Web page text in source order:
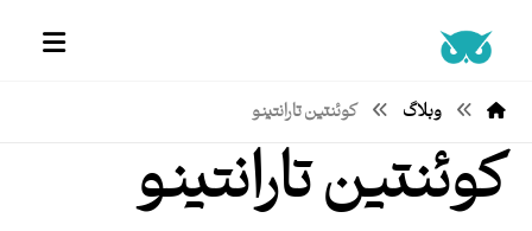
وبلاگ کوئنتین تارانتینو
کوئنتین تارانتینو